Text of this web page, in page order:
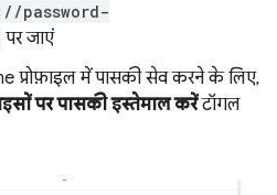
password-
पर जाएं
प्रोफ़ाइल में पासकी सेव करने के लिए,
पर पासकी इस्तेमाल करेंटॉगल